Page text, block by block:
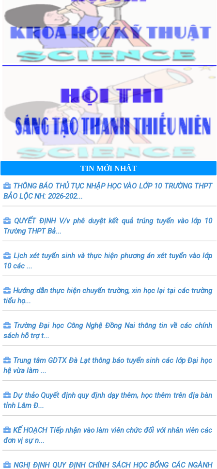
TIN MỚI NHẤT
THÔNG BÁO THỦ TỤC NHẬP HỌC VÀO LỚP 10 TRƯỜNG THPT
BẢO LỘC NH: 2026-202...
QUYẾT ĐỊNH V/v phê duyệt kết quả trúng tuyển vào lớp 10
Trường THPT Bả...
Lịch xét tuyển sinh và thực hiện phương án xét tuyển vào lớp
10 các ...
Hướng dẫn thực hiện chuyển trường, xin học lại tại các trường
tiểu họ...
Trường Đại học Công Nghệ Đồng Nai thông tin về các chính
sách hỗ trợ t...
Trung tâm GDTX Đà Lạt thông báo tuyển sinh các lớp Đại học
hệ vừa làm ...
Dự thảo Quyết định quy định dạy thêm, học thêm trên địa bàn
tỉnh Lâm Đ...
KẾ HOẠCH Tiếp nhận vào làm viên chức đối với nhân viên các
đơn vị sự n...
NGHỊ ĐỊNH QUY ĐỊNH CHÍNH SÁCH HỌC BỔNG CÁC NGÀNH